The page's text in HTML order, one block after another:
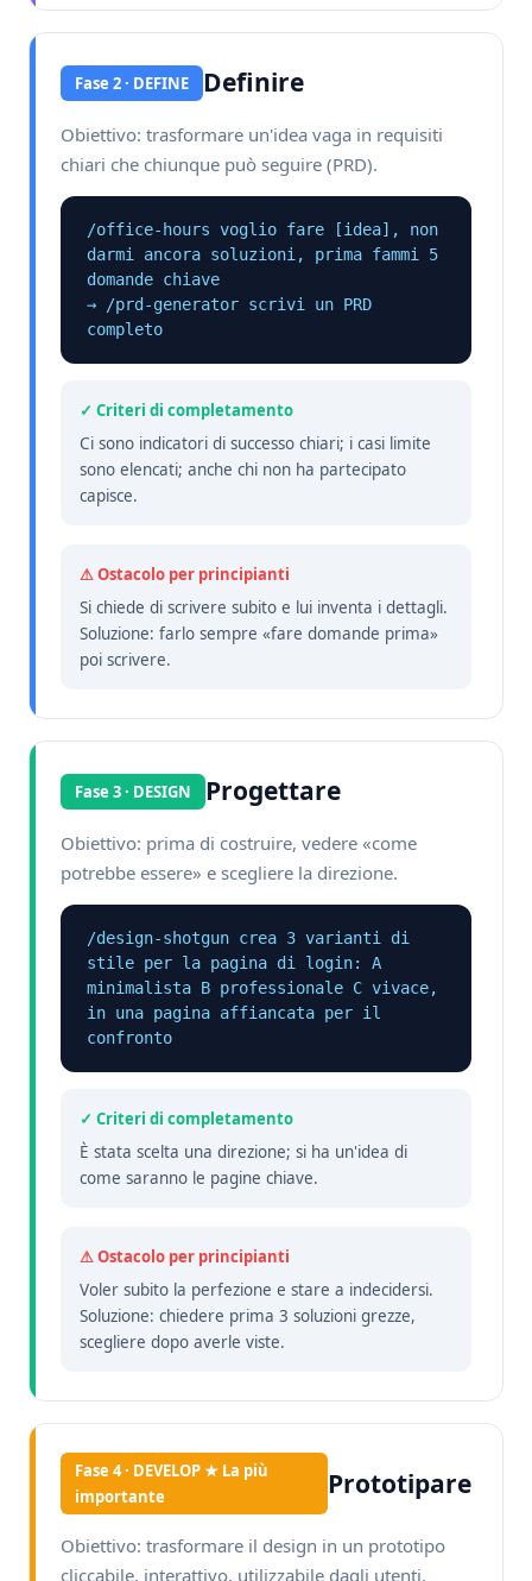
Fase 2 · DEFINE Definire
Obiettivo: trasformare un'idea vaga in requisiti
chiari che chiunque può seguire (PRD).
/office-hours voglio fare [idea], non
darmi ancora soluzioni, prima fammi 5
domande chiave
→ /prd-generator scrivi un PRD
completo
✓ Criteri di completamento
Ci sono indicatori di successo chiari; i casi limite
sono elencati; anche chi non ha partecipato
capisce.
⚠ Ostacolo per principianti
Si chiede di scrivere subito e lui inventa i dettagli.
Soluzione: farlo sempre «fare domande prima»
poi scrivere.
Fase 3 · DESIGN Progettare
Obiettivo: prima di costruire, vedere «come
potrebbe essere» e scegliere la direzione.
/design-shotgun crea 3 varianti di
stile per la pagina di login: A
minimalista B professionale C vivace,
in una pagina affiancata per il
confronto
✓ Criteri di completamento
È stata scelta una direzione; si ha un'idea di
come saranno le pagine chiave.
⚠ Ostacolo per principianti
Voler subito la perfezione e stare a indecidersi.
Soluzione: chiedere prima 3 soluzioni grezze,
scegliere dopo averle viste.
Fase 4 · DEVELOP ★ La più
importante
Prototipare
Obiettivo: trasformare il design in un prototipo
cliccabile, interattivo, utilizzabile dagli utenti.